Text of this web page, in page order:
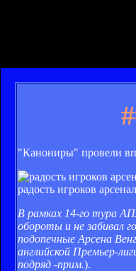
"Канониры" провели
радость игроков
В рамках 14-го тура
обороты и не забивал
подопечные Арсена
английской Премьер-
подряд -прим.).